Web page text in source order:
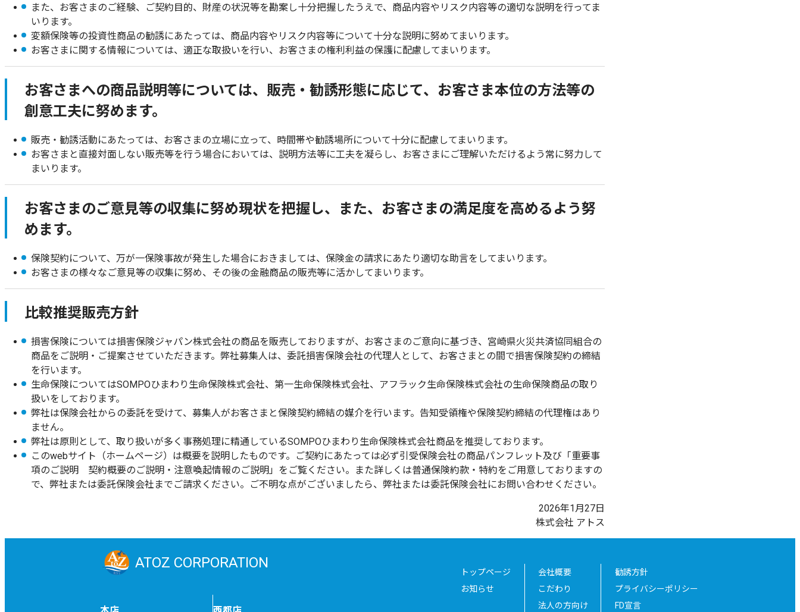
また、お客さまのご経験、ご契約目的、財産の状況等を勘案し十分把握したうえで、商品内容やリスク内容等の適切な説明を行ってま
いります。
変額保険等の投資性商品の勧誘にあたっては、商品内容やリスク内容等について十分な説明に努めてまいります。
お客さまに関する情報については、適正な取扱いを行い、お客さまの権利利益の保護に配慮してまいります。
お客さまへの商品説明等については、販売・勧誘形態に応じて、お客さま本位の方法等の
創意工夫に努めます。
販売・勧誘活動にあたっては、お客さまの立場に立って、時間帯や勧誘場所について十分に配慮してまいります。
お客さまと直接対面しない販売等を行う場合においては、説明方法等に工夫を凝らし、お客さまにご理解いただけるよう常に努力して
まいります。
お客さまのご意見等の収集に努め現状を把握し、また、お客さまの満足度を高めるよう努
めます。
保険契約について、万が一保険事故が発生した場合におきましては、保険金の請求にあたり適切な助言をしてまいります。
お客さまの様々なご意見等の収集に努め、その後の金融商品の販売等に活かしてまいります。
比較推奨販売方針
損害保険については損害保険ジャパン株式会社の商品を販売しておりますが、お客さまのご意向に基づき、宮崎県火災共済協同組合の
商品をご説明・ご提案させていただきます。弊社募集人は、委託損害保険会社の代理人として、お客さまとの間で損害保険契約の締結
を行います。
生命保険についてはSOMPOひまわり生命保険株式会社、第一生命保険株式会社、アフラック生命保険株式会社の生命保険商品の取り
扱いをしております。
弊社は保険会社からの委託を受けて、募集人がお客さまと保険契約締結の媒介を行います。告知受領権や保険契約締結の代理権はあり
ません。
弊社は原則として、取り扱いが多く事務処理に精通しているSOMPOひまわり生命保険株式会社商品を推奨しております。
このwebサイト（ホームページ）は概要を説明したものです。ご契約にあたっては必ず引受保険会社の商品パンフレット及び「重要事
項のご説明 契約概要のご説明・注意喚起情報のご説明」をご覧ください。また詳しくは普通保険約款・特約をご用意しておりますの
で、弊社または委託保険会社までご請求ください。ご不明な点がございましたら、弊社または委託保険会社にお問い合わせください。
2026年1月27日
株式会社 アトス
ATOZ CORPORATION
トップページ
お知らせ
会社概要
こだわり
法人の方向け
勧誘方針
プライバシーポリシー
FD宣言